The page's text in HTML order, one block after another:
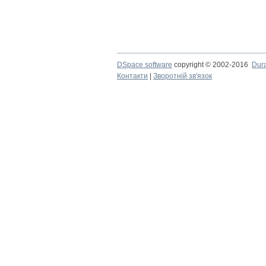
DSpace software copyright © 2002-2016
Контакти
Зворотній зв'язок